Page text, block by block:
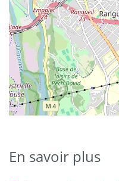
En savoir plus